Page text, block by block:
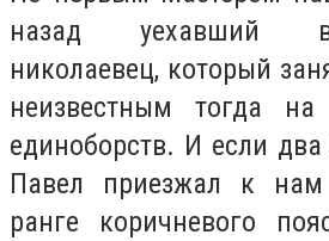
назад уехавший
николаевец, который
неизвестным тогда
единоборств. И если
Павел приезжал к
ранге коричневого